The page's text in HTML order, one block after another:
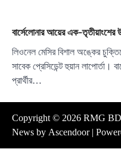
বার্সেলোনার আয়ের এক-তৃতীয়াংশের
লিওনেল মেসির বিশাল অঙ্কের
সাবেক প্রেসিডেন্ট হুয়ান লাপোর্তা।
প্রার্থীর…
Copyright © 2026 RMG
News by Ascendoor|